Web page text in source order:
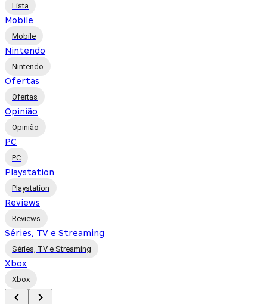
Lista
Mobile
Mobile
Nintendo
Nintendo
Ofertas
Ofertas
Opinião
Opinião
PC
PC
Playstation
Playstation
Reviews
Reviews
Séries, TV e Streaming
Séries, TV e Streaming
Xbox
Xbox